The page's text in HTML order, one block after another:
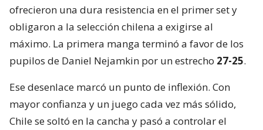
ofrecieron una dura resistencia en el primer set y
obligaron a la selección chilena a exigirse al
máximo. La primera manga terminó a favor de los
pupilos de Daniel Nejamkin por un estrecho 27-25.
Ese desenlace marcó un punto de inflexión. Con
mayor confianza y un juego cada vez más sólido,
Chile se soltó en la cancha y pasó a controlar el